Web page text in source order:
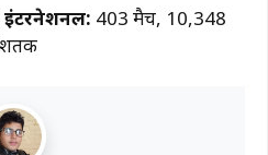
403 मैच, 10,348